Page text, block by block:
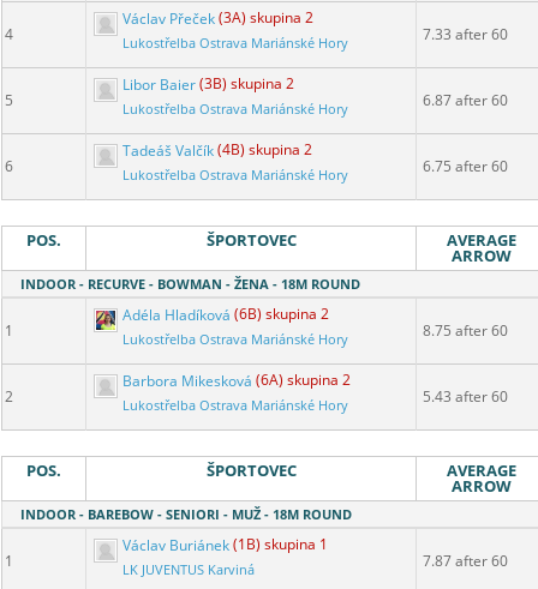
4
Václav Přeček(3A) skupina 2
Lukostřelba Ostrava Mariánské Hory 7.33 after 60
5
Libor Baier(3B) skupina 2
Lukostřelba Ostrava Mariánské Hory 6.87 after 60
6
Tadeáš Valčík(4B) skupina 2
Lukostřelba Ostrava Mariánské Hory 6.75 after 60
POS. ŠPORTOVEC AVERAGE
ARROW
INDOOR - RECURVE - BOWMAN - ŽENA - 18M ROUND
1
Adéla Hladíková (6B) skupina 2
Lukostřelba Ostrava Mariánské Hory 8.75 after 60
2
Barbora Mikesková (6A) skupina 2
Lukostřelba Ostrava Mariánské Hory 5.43 after 60
POS. ŠPORTOVEC AVERAGE
ARROW
INDOOR - BAREBOW - SENIORI - MUŽ - 18M ROUND
1
Václav Buriánek(1B) skupina 1
LK JUVENTUS Karviná 7.87 after 60